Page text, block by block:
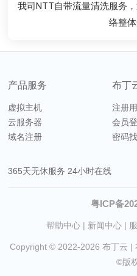
稳定运行，性能稳定，企业
配合强大的云梯抗DDOS服
保
我司NTT自带流量清洗服务
络整
国内云服务器直连回程
全天候保障，如果对带宽有
支持系统Centos/
稳定运行，性能稳定，企业
配合强大的云梯抗DDOS服
保
产品服务
虚拟主机
云服务器
域名注册
布丁
注册
会员
密码
365天无休服务 24小时在线
粤ICP备
帮助中心 | 新闻中心 |
Copyright © 2022-2026 布丁云 |
©版